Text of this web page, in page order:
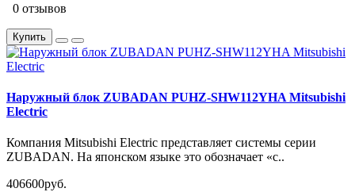
0 отзывов
Купить
Наружный блок ZUBADAN PUHZ-SHW112YHA Mitsubishi
Electric
Компания Mitsubishi Electric представляет системы серии
ZUBADAN. На японском языке это обозначает «с..
406600руб.